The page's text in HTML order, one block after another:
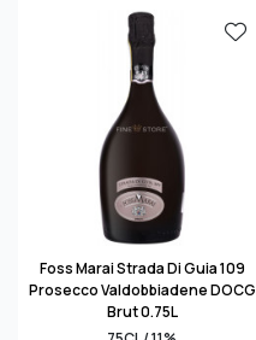
Foss Marai Strada Di Guia 109
Prosecco Valdobbiadene DOCG
Brut 0.75L